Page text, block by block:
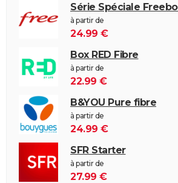
Série Spéciale
à partir de
24.99 €
Box RED Fibre
à partir de
22.99 €
B&YOU Pure fibre
à partir de
24.99 €
SFR Starter
à partir de
27.99 €